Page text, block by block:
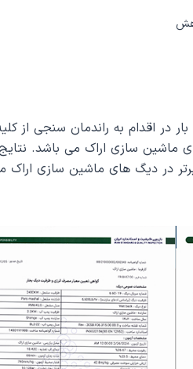
در اقدام به راندمان سنجی از
ماشین سازی اراک می باشد.